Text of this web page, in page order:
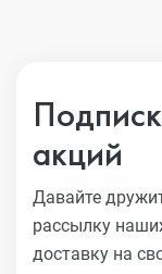
акций
Давайте
рассылку
доставку на